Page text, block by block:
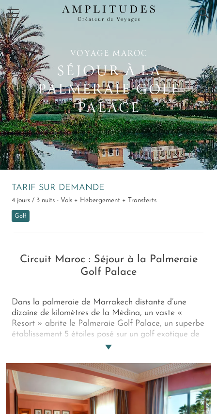
×
VOYAGE MAROC
SÉJOUR À LA
PALMERAIE GOLF
PALACE
TARIF SUR DEMANDE
4 jours / 3 nuits - Vols + Hébergement + Transferts
Golf
Circuit Maroc : Séjour à la Palmeraie
Golf Palace
Dans la palmeraie de Marrakech distante d’une
dizaine de kilomètres de la Médina, un vaste «
Resort » abrite le Palmeraie Golf Palace, un superbe
établissement 5 étoiles posé sur un golf exotique de
27 trous. Le Resort propose de nombreux services
divertissement et restauration aussi variés
qu’excellents. Idéal pour se remettre en forme après
l’hiver !